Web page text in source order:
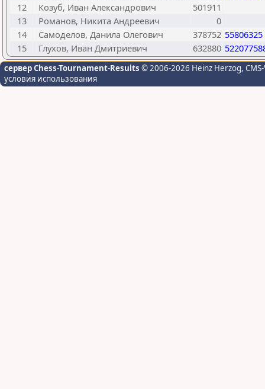
12
Козуб, Иван Александрович
501911
13
Романов, Никита Андреевич
0
14
Самоделов, Данила Олегович 378752 55806325
15
Глухов, Иван Дмитриевич 632880
сервер Chess-Tournament-Results © 2006-2026 Heinz Herzog,
условия использования